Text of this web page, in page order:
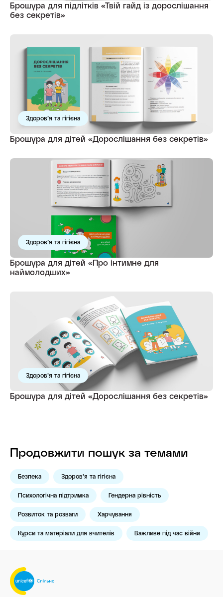
Брошура для підлітків «Твій гайд із дорослішання
без секретів»
Здоров’я та гігієна
Брошура для дітей «Дорослішання без секретів»
Здоров’я та гігієна
Брошура для дітей «Про інтимне для
наймолодших»
Здоров’я та гігієна
Брошура для дітей «Дорослішання без секретів»
Продовжити пошук за темами
Безпека Здоров’я та гігієна
Психологічна підтримка Гендерна рівність
Розвиток та розваги Харчування
Курси та матеріали для вчителів Важливе під час війни